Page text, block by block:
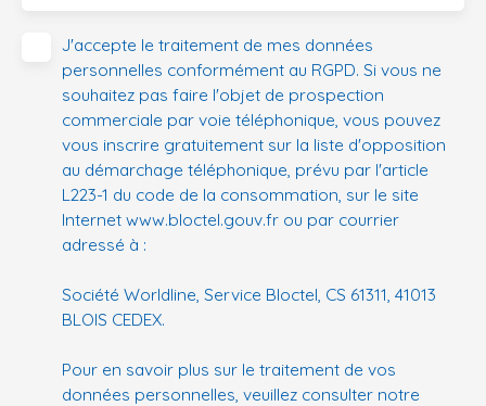
J'accepte le traitement de mes données
personnelles conformément au RGPD. Si vous ne
souhaitez pas faire l'objet de prospection
commerciale par voie téléphonique, vous pouvez
vous inscrire gratuitement sur la liste d'opposition
au démarchage téléphonique, prévu par l'article
L223-1 du code de la consommation, sur le site
Internet www.bloctel.gouv.fr ou par courrier
adressé à :
Société Worldline, Service Bloctel, CS 61311, 41013
BLOIS CEDEX.
Pour en savoir plus sur le traitement de vos
données personnelles, veuillez consulter notre